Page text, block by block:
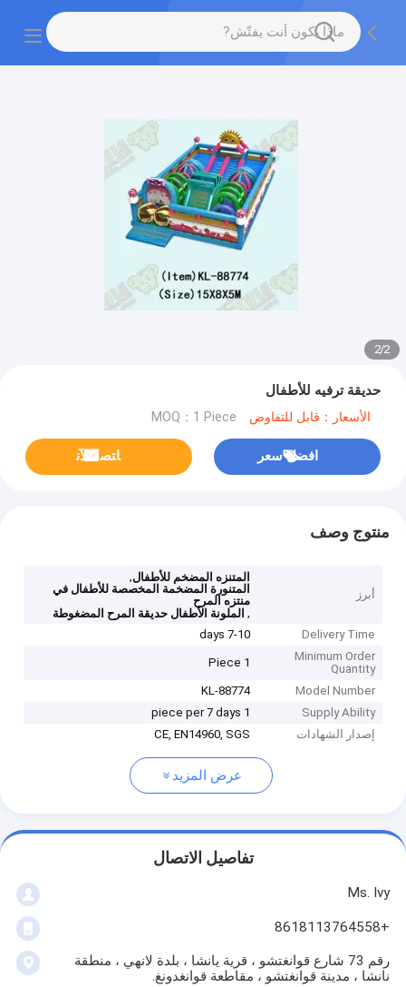
2
/
2
حديقة ترفيه للأطفال
الأسعار：قابل للتفاوض MOQ：1 Piece
افضل سعر ﺎﺘﺼﻟ ﺍﻶﻧ
منتوج وصف
أبرز
المتنزه المضخم للأطفال,
المتنورة المضخمة المخصصة للأطفال في
منتزه المرح
, الملونة الأطفال حديقة المرح المضغوطة
Delivery Time
7-10 days
Minimum Order
Quantity
1 Piece
Model Number
KL-88774
Supply Ability
1 piece per 7 days
إصدار الشهادات
CE, EN14960, SGS
عرض المزيد
تفاصيل الاتصال
Ms. Ivy
+8618113764558
رقم 73 شارع قوانغتشو ، قرية يانشا ، بلدة لانهي ، منطقة
نانشا ، مدينة قوانغتشو ، مقاطعة قوانغدونغ.